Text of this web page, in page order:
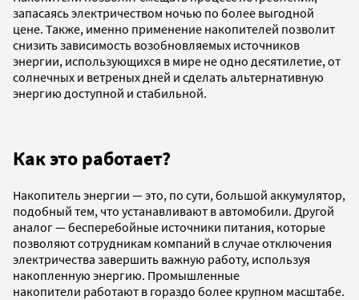
запасаясь электричеством ночью по более выгодной
цене. Также, именно применение накопителей позволит
снизить зависимость возобновляемых источников
энергии, использующихся в мире не одно десятилетие, от
солнечных и ветреных дней и сделать альтернативную
энергию доступной и стабильной.
Как это работает?
Накопитель энергии — это, по сути, большой аккумулятор,
подобный тем, что устанавливают в автомобили. Другой
аналог — бесперебойные источники питания, которые
позволяют сотрудникам компаний в случае отключения
электричества завершить важную работу, используя
накопленную энергию. Промышленные
накопители работают в гораздо более крупном масштабе.